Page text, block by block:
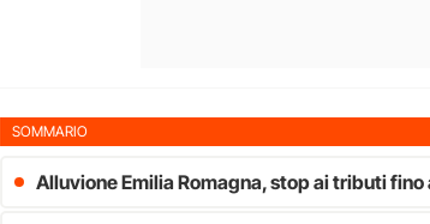
SOMMARIO
Alluvione Emilia Romagna, stop ai tributi fino